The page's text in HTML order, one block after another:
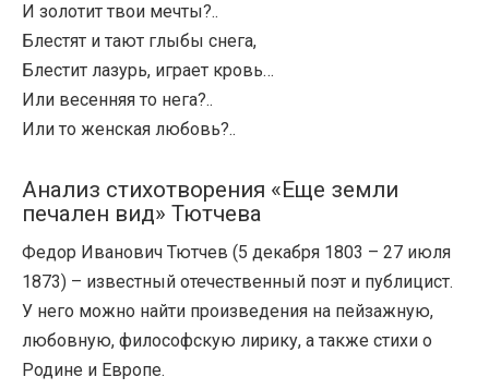
И золотит твои мечты?..
Блестят и тают глыбы снега,
Блестит лазурь, играет кровь…
Или весенняя то нега?..
Или то женская любовь?..
Анализ стихотворения «Еще земли
печален вид» Тютчева
Федор Иванович Тютчев (5 декабря 1803 – 27 июля
1873) – известный отечественный поэт и публицист.
У него можно найти произведения на пейзажную,
любовную, философскую лирику, а также стихи о
Родине и Европе.